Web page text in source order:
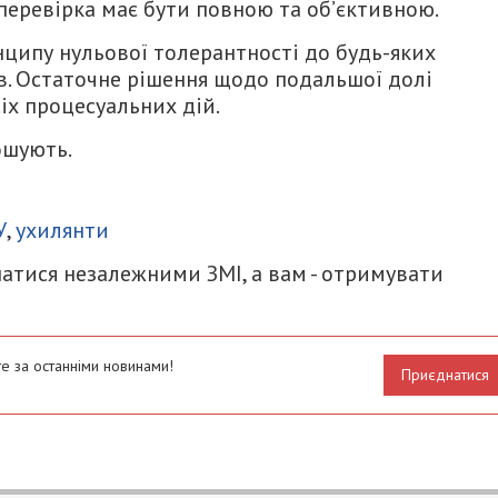
має бути повною та об’єктивною.
нульової толерантності до будь-яких
Остаточне рішення щодо подальшої долі
процесуальних дій.
,ухилянти
незалежними ЗМІ, а вам - отримувати
за останніми новинами! Приєднатися